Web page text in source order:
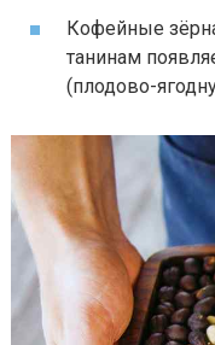
Кофейные
танинам
(плодово-